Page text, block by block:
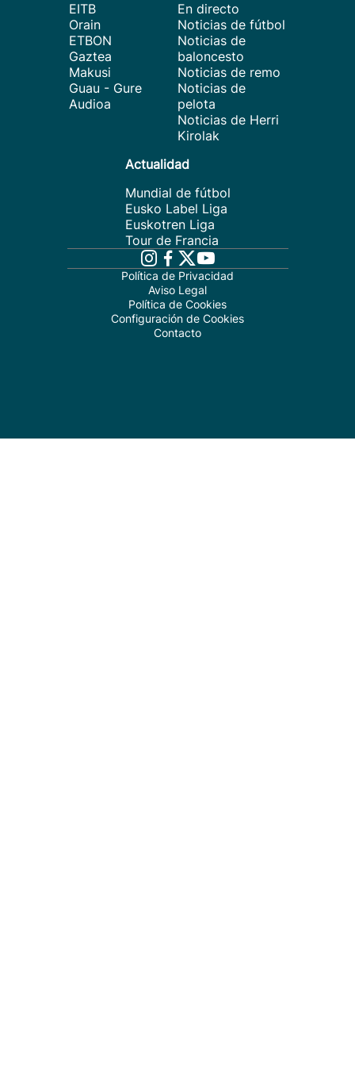
EITB
Orain
ETBON
Gaztea
Makusi
Guau - Gure
Audioa
En directo
Noticias de fútbol
Noticias de
baloncesto
Noticias de remo
Noticias de
pelota
Noticias de Herri
Kirolak
Actualidad
Mundial de fútbol
Eusko Label Liga
Euskotren Liga
Tour de Francia
Política de Privacidad
Aviso Legal
Política de Cookies
Configuración de Cookies
Contacto